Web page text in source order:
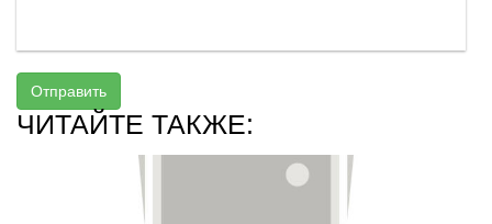
Отправить
ЧИТАЙТЕ ТАКЖЕ: